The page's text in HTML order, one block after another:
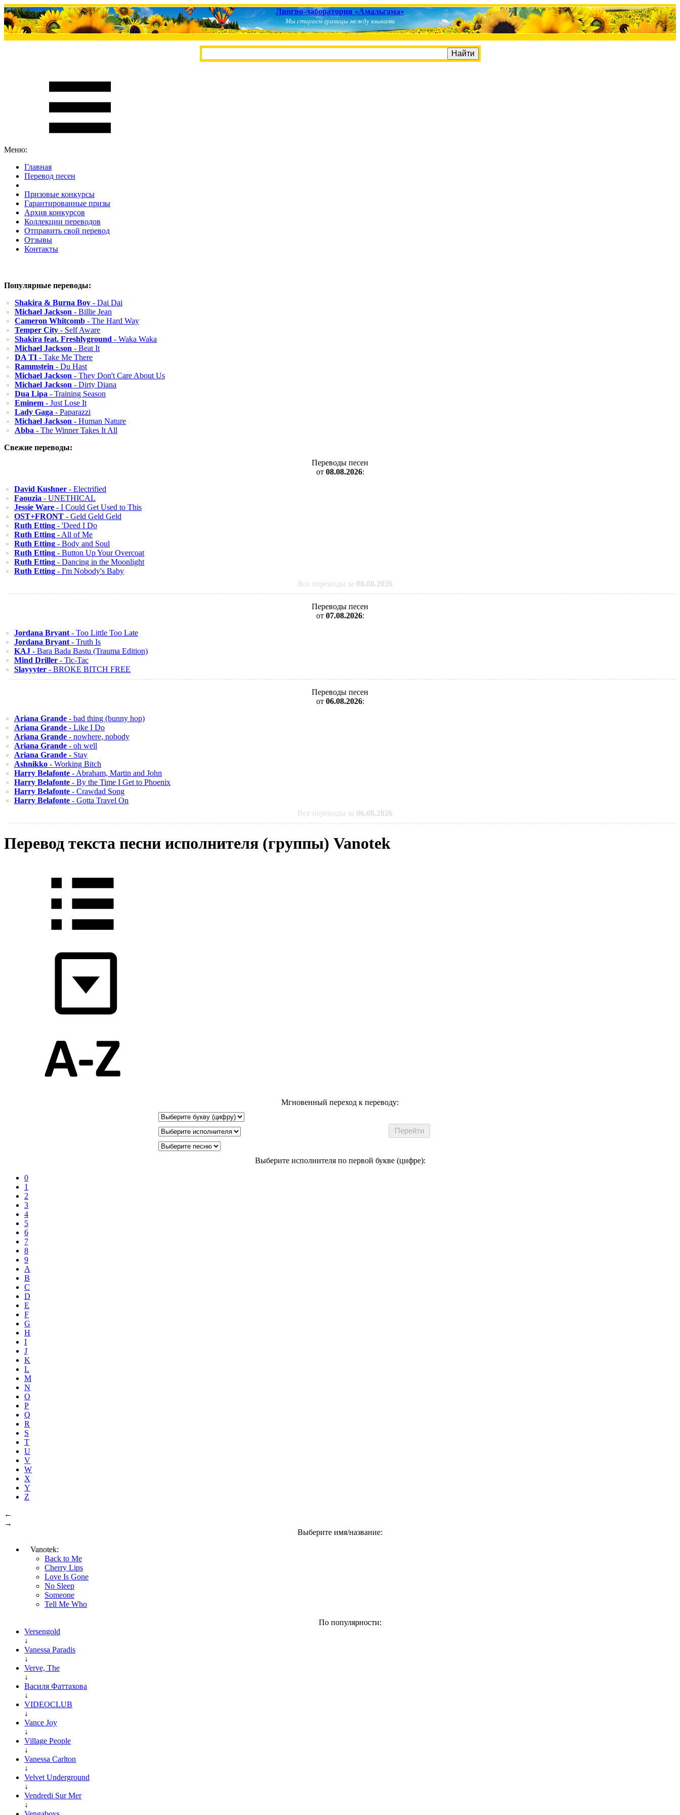
Лингво-лаборатория «Амальгама»
Мы стираем границы между языками
Меню:
Главная
Перевод песен
Призовые конкурсы
Гарантированные призы
Архив конкурсов
Коллекции переводов
Отправить свой перевод
Отзывы
Контакты
Популярные переводы:
Shakira & Burna Boy - Dai Dai
Michael Jackson - Billie Jean
Cameron Whitcomb - The Hard Way
Temper City - Self Aware
Shakira feat. Freshlyground - Waka Waka
Michael Jackson - Beat It
DA TI - Take Me There
Rammstein - Du Hast
Michael Jackson - They Don't Care About Us
Michael Jackson - Dirty Diana
Dua Lipa - Training Season
Eminem - Just Lose It
Lady Gaga - Paparazzi
Michael Jackson - Human Nature
Abba - The Winner Takes It All
Свежие переводы:
Переводы песен
от 08.08.2026:
David Kushner - Electrified
Faouzia - UNETHICAL
Jessie Ware - I Could Get Used to This
OST+FRONT - Geld Geld Geld
Ruth Etting - 'Deed I Do
Ruth Etting - All of Me
Ruth Etting - Body and Soul
Ruth Etting - Button Up Your Overcoat
Ruth Etting - Dancing in the Moonlight
Ruth Etting - I'm Nobody's Baby
Все переводы за 08.08.2026
Переводы песен
от 07.08.2026:
Jordana Bryant - Too Little Too Late
Jordana Bryant - Truth Is
KAJ - Bara Bada Bastu (Trauma Edition)
Mind Driller - Tic-Tac
Slayyyter - BROKE BITCH FREE
Переводы песен
от 06.08.2026:
Ariana Grande - bad thing (bunny hop)
Ariana Grande - Like I Do
Ariana Grande - nowhere, nobody
Ariana Grande - oh well
Ariana Grande - Stay
Ashnikko - Working Bitch
Harry Belafonte - Abraham, Martin and John
Harry Belafonte - By the Time I Get to Phoenix
Harry Belafonte - Crawdad Song
Harry Belafonte - Gotta Travel On
Все переводы за 06.08.2026
Перевод текста песни исполнителя (группы) Vanotek
Мгновенный переход к переводу:
Выберите исполнителя по первой букве (цифре):
0
1
2
3
4
5
6
7
8
9
A
B
C
D
E
F
G
H
I
J
K
L
M
N
O
P
Q
R
S
T
U
V
W
X
Y
Z
←
→
Выберите имя/название:
Vanotek:
Back to Me
Cherry Lips
Love Is Gone
No Sleep
Someone
Tell Me Who
По популярности:
Versengold
↓
Vanessa Paradis
↓
Verve, The
↓
Василя Фаттахова
↓
VIDEOCLUB
↓
Vance Joy
↓
Village People
↓
Vanessa Carlton
↓
Velvet Underground
↓
Vendredi Sur Mer
↓